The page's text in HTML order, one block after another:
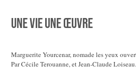
Une vie une œuvre
Marguerite Yourcenar, nomade les yeux
Par Cécile Terouanne, et Jean-Claude